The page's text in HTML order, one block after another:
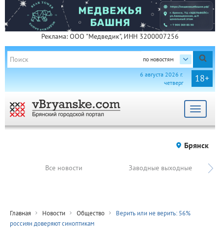
Реклама: ООО "Медведик", ИНН 3200007256
по новостям
18+
6 августа 2026 г.
четверг
Toggle
Брянск
Все новости Заводные выходные
Главная Новости Общество
Верить или не верить: 56%
россиян доверяют синоптикам